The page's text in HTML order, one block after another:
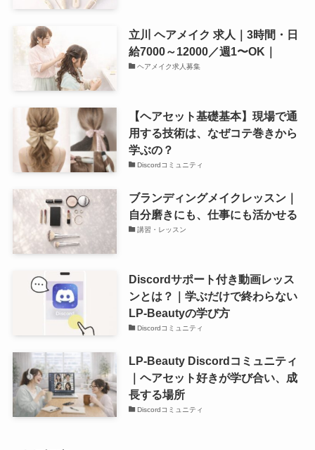
立川 ヘアメイク 求人｜3時間・日
給7000～12000／週1〜OK｜
ヘアメイク求人募集
【ヘアセット基礎基本】現場で通
用する技術は、なぜコテ巻きから
学ぶの？
Discordコミュニティ
ブランディングメイクレッスン｜
自分磨きにも、仕事にも活かせる
講習・レッスン
Discordサポート付き動画レッス
ンとは？｜学ぶだけで終わらない
LP-Beautyの学び方
Discordコミュニティ
LP-Beauty Discordコミュニティ
｜ヘアセット好きが学び合い、成
長する場所
Discordコミュニティ